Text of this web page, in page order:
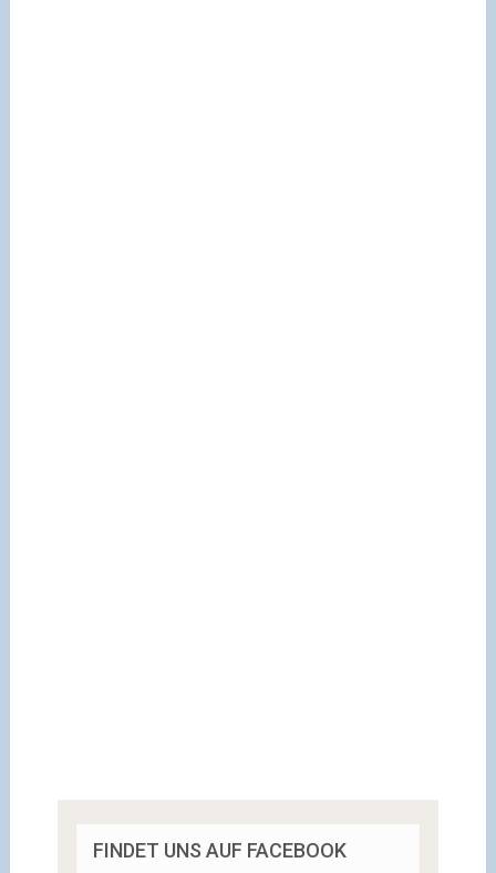
FINDET UNS AUF FACEBOOK